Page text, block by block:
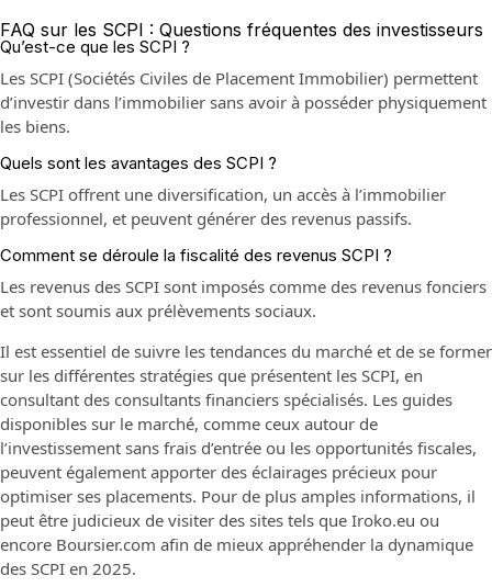
FAQ sur les SCPI : Questions fréquentes des investisseurs
Qu’est-ce que les SCPI ?
Les SCPI (Sociétés Civiles de Placement Immobilier) permettent
d’investir dans l’immobilier sans avoir à posséder physiquement
les biens.
Quels sont les avantages des SCPI ?
Les SCPI offrent une diversification, un accès à l’immobilier
professionnel, et peuvent générer des revenus passifs.
Comment se déroule la fiscalité des revenus SCPI ?
Les revenus des SCPI sont imposés comme des revenus fonciers
et sont soumis aux prélèvements sociaux.
Il est essentiel de suivre les tendances du marché et de se former
sur les différentes stratégies que présentent les SCPI, en
consultant des consultants financiers spécialisés. Les guides
disponibles sur le marché, comme ceux autour de
l’investissement sans frais d’entrée ou les opportunités fiscales,
peuvent également apporter des éclairages précieux pour
optimiser ses placements. Pour de plus amples informations, il
peut être judicieux de visiter des sites tels que Iroko.eu ou
encore Boursier.com afin de mieux appréhender la dynamique
des SCPI en 2025.